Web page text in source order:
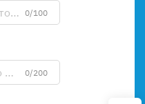
0/100
0/200